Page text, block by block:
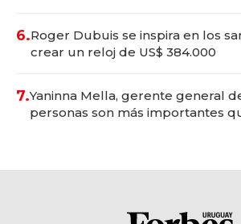
6.Roger Dubuis se inspira en los
crear un reloj de US$ 384.000
7.Yaninna Mella, gerente general
personas son más importantes